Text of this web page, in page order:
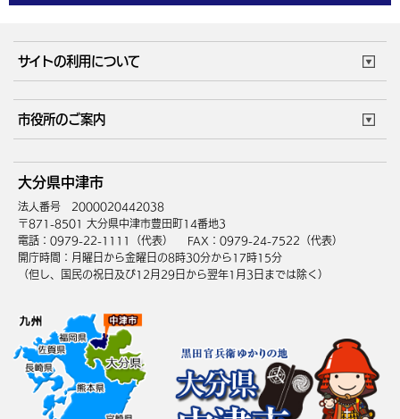
体育施設予約状況 ご意見・ご要望
成人・仕事
住まい・引越 ごみ・環境
健康・医療 障がい・福祉
高齢・介護
サイトの利用について
サイトマップ
市役所のご案内
庁舎地図 組織案内
中津市へのアクセス
大分県中津市
法人番号 2000020442038
〒871-8501 大分県中津市豊田町14番地3
電話：0979-22-1111（代表）
FAX：0979-24-7522（代表）
開庁時間：月曜日から金曜日の8時30分から17時15分
（但し、国民の祝日及び12月29日から翌年1月3日までは除く）